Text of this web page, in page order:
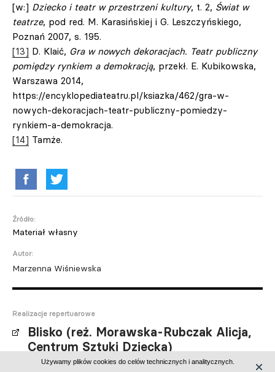
[w:] Dziecko i teatr w przestrzeni kultury, t. 2, Świat w
teatrze, pod red. M. Karasińskiej i G. Leszczyńskiego,
Poznań 2007, s. 195.
[13] D. Klaić, Gra w nowych dekoracjach. Teatr publiczny
pomiędzy rynkiem a demokracją, przekł. E. Kubikowska,
Warszawa 2014,
https://encyklopediateatru.pl/ksiazka/462/gra-w-
nowych-dekoracjach-teatr-publiczny-pomiedzy-
rynkiem-a-demokracja.
[14] Tamże.
Źródło:
Materiał własny
Autor:
Marzenna Wiśniewska
Realizacje repertuarowe
Blisko (reż. Morawska-Rubczak Alicja,
Centrum Sztuki Dziecka)
SAM, czyli przygotowanie do życia w
Używamy plików cookies do celów technicznych i analitycznych.